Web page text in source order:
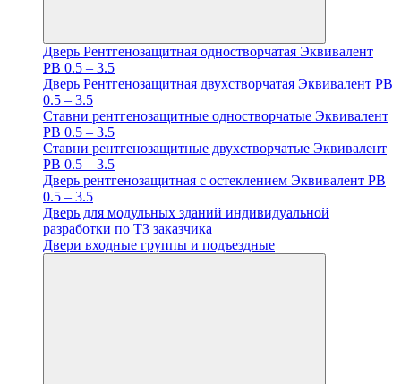
Дверь Рентгенозащитная одностворчатая Эквивалент
PB 0.5 – 3.5
Дверь Рентгенозащитная двухстворчатая Эквивалент PB
0.5 – 3.5
Ставни рентгенозащитные одностворчатые Эквивалент
PB 0.5 – 3.5
Ставни рентгенозащитные двухстворчатые Эквивалент
PB 0.5 – 3.5
Дверь рентгенозащитная с остеклением Эквивалент PB
0.5 – 3.5
Дверь для модульных зданий индивидуальной
разработки по ТЗ заказчика
Двери входные группы и подъездные